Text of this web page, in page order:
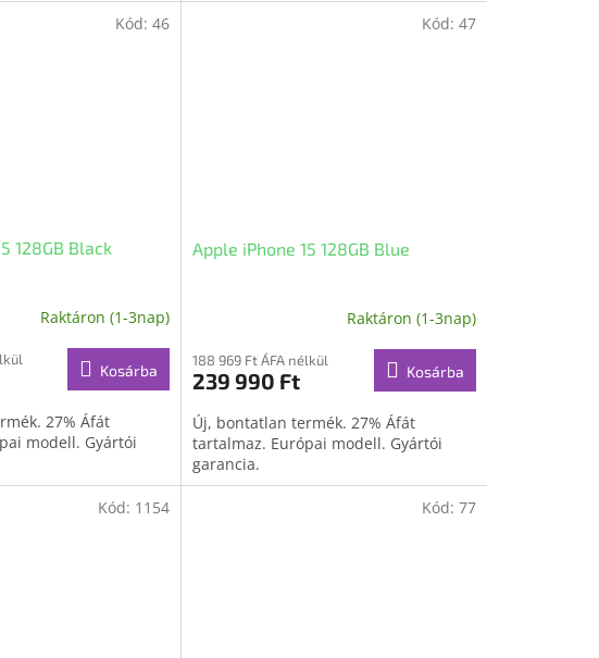
128GB Black
Raktáron (1-3nap)
Kosárba
27% Áfát
modell. Gyártói
Kód: 46
Apple iPhone 15 128GB Blue
Raktáron (1-3nap)
188 969 Ft ÁFA nélkül
239 990 Ft Kosárba
Új, bontatlan termék. 27% Áfát
tartalmaz. Európai modell. Gyártói
garancia.
Kód: 47
Kód: 1154 Kód: 77